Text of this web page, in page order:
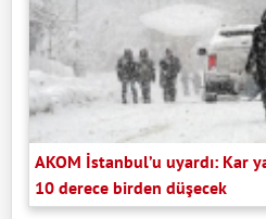
AKOM İstanbul’u uyardı: Kar
10 derece birden düşecek